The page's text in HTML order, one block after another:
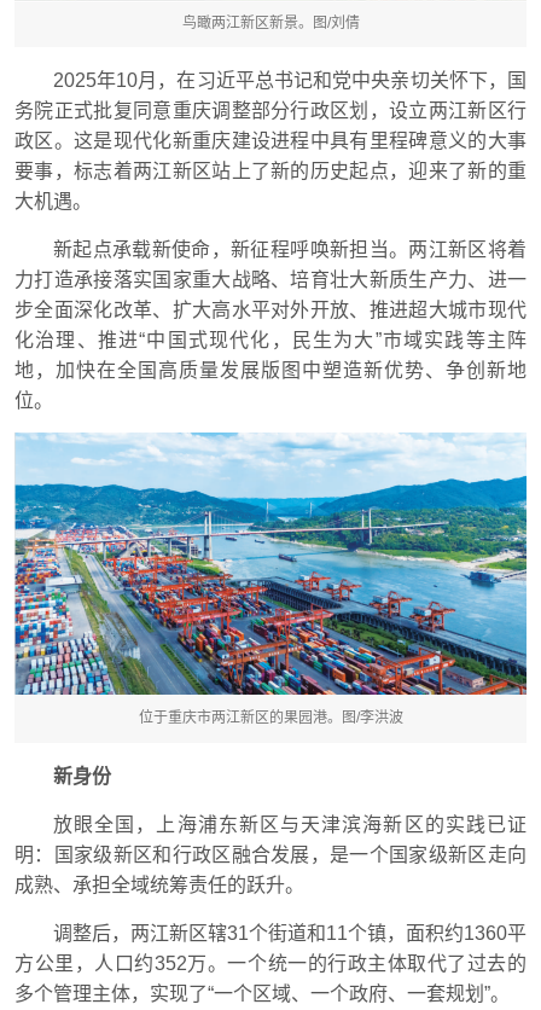
鸟瞰两江新区新景。图/刘倩
2025年10月，在习近平总书记和党中央亲切关怀下，国
务院正式批复同意重庆调整部分行政区划，设立两江新区行
政区。这是现代化新重庆建设进程中具有里程碑意义的大事
要事，标志着两江新区站上了新的历史起点，迎来了新的重
大机遇。
新起点承载新使命，新征程呼唤新担当。两江新区将着
力打造承接落实国家重大战略、培育壮大新质生产力、进一
步全面深化改革、扩大高水平对外开放、推进超大城市现代
化治理、推进“中国式现代化，民生为大”市域实践等主阵
地，加快在全国高质量发展版图中塑造新优势、争创新地
位。
位于重庆市两江新区的果园港。图/李洪波
新身份
放眼全国，上海浦东新区与天津滨海新区的实践已证
明：国家级新区和行政区融合发展，是一个国家级新区走向
成熟、承担全域统筹责任的跃升。
调整后，两江新区辖31个街道和11个镇，面积约1360平
方公里，人口约352万。一个统一的行政主体取代了过去的
多个管理主体，实现了“一个区域、一个政府、一套规划”。